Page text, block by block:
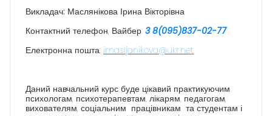
Викладач: Маслянікова Ірина Вікторівна
Контактний телефон, Вайбер: 3 8(095)837-02-77
Електронна пошта: imasljanikova@ukr.net
Даний навчальний курс буде цікавий практикуючим
психологам, психотерапевтам, лікарям, педагогам,
вихователям, соціальним працівникам та студентам і